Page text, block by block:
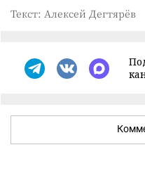
Текст: Алексей Дегтярёв